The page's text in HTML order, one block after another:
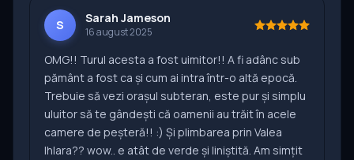
S Sarah Jameson
16 august 2025
OMG!! Turul acesta a fost uimitor!! A fi adânc sub
pământ a fost ca și cum ai intra într-o altă epocă.
Trebuie să vezi orașul subteran, este pur și simplu
uluitor să te gândești că oamenii au trăit în acele
camere de peșteră!! :) Și plimbarea prin Valea
Ihlara?? wow.. e atât de verde și liniștită. Am simțit